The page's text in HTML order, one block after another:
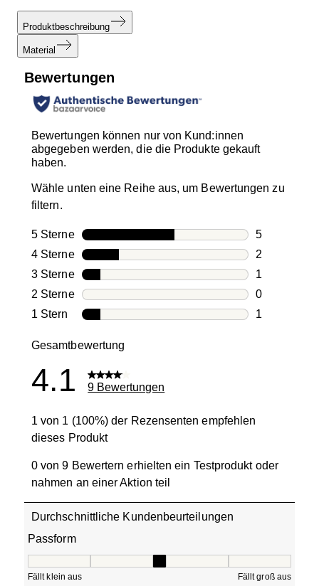
Produktbeschreibung
Material
Bewertungen
Bewertungen können nur von Kund:innen
abgegeben werden, die die Produkte gekauft
haben.
Wähle unten eine Reihe aus, um Bewertungen zu
filtern.
5 SterneSterne
5
5
4 SterneSterne
2
2
3 SterneSterne
1
1
2 SterneSterne
0
0
1 Stern Sterne
1
Gesamtbewertung
4.1 9 Bewertungen
1 von 1 (100%) der Rezensenten empfehlen
dieses Produkt
0 von 9 Bewertern erhielten ein Testprodukt oder
nahmen an einer Aktion teil
Durchschnittliche Kundenbeurteilungen
Passform
Fällt klein aus Fällt groß aus